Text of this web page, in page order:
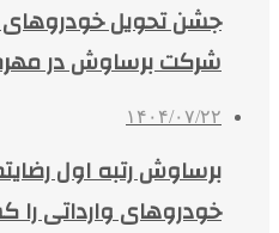
جشن تحویل
شرکت برساوش در
۱۴۰۴/۰۷/۲۲
برساوش رتبه اول
خودروهای وارداتی